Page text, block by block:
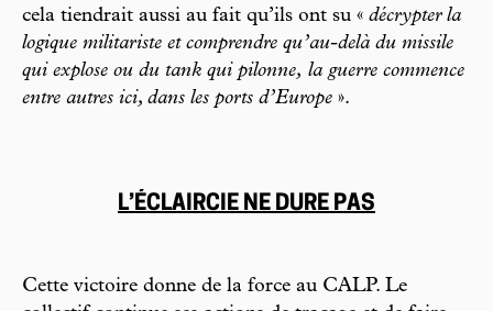
cela tiendrait aussi au fait qu’ils ont su « décrypter la
logique militariste et comprendre qu’au-delà du missile
qui explose ou du tank qui pilonne, la guerre commence
entre autres ici, dans les ports d’Europe ».
L’ÉCLAIRCIE NE DURE PAS
Cette victoire donne de la force au CALP. Le